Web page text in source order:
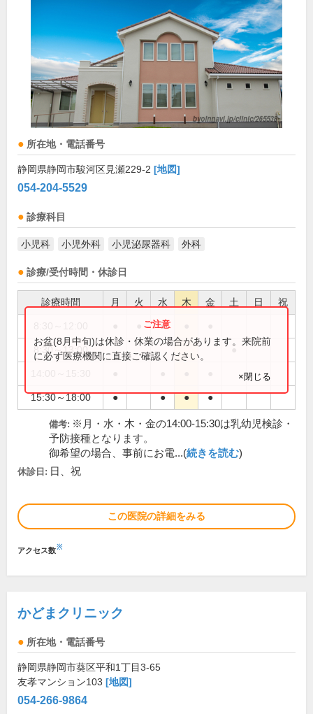
所在地・電話番号
静岡県静岡市駿河区見瀬229-2 [地図]
054-204-5529
診療科目
小児科 小児外科 小児泌尿器科 外科
診療/受付時間・休診日
診療時間 月 火 水 木 金 土 日 祝
●
8:30～13:00 ●
15:30～18:00 ● ● ● ●
お盆(8月中旬)は休診・休業の場合があります。来院前
に必ず医療機関に直接ご確認ください。
×閉じる
備考: ※月・水・木・金の14:00-15:30は乳幼児検診・
予防接種となります。
御希望の場合、事前にお電...(続きを読む)
休診日: 日、祝
この医院の詳細をみる
アクセス数※
かどまクリニック
所在地・電話番号
静岡県静岡市葵区平和1丁目3-65
友孝マンション103 [地図]
054-266-9864